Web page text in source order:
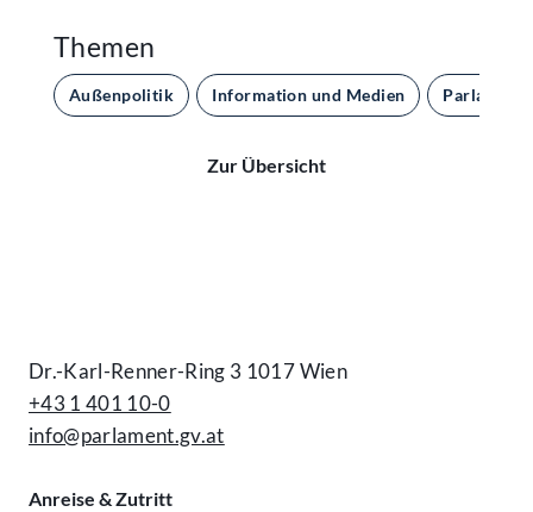
Themen
Außenpolitik Information und Medien Parlament
Zur Übersicht
Dr.-Karl-Renner-Ring 3 1017 Wien
+43 1 401 10-0
info@parlament.gv.at
Anreise & Zutritt